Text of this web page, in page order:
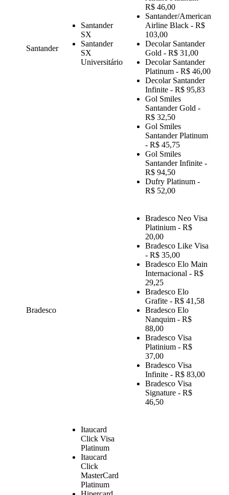
Santander
Santander
SX
Santander
SX
Universitário
R$ 46,00
Santander/American
Airline Black - R$
103,00
Decolar Santander
Gold - R$ 31,00
Decolar Santander
Platinum - R$ 46,00
Decolar Santander
Infinite - R$ 95,83
Gol Smiles
Santander Gold -
R$ 32,50
Gol Smiles
Santander Platinum
- R$ 45,75
Gol Smiles
Santander Infinite -
R$ 94,50
Dufry Platinum -
R$ 52,00
Bradesco
Bradesco Neo Visa
Platinium - R$
20,00
Bradesco Like Visa
- R$ 35,00
Bradesco Elo Main
Internacional - R$
29,25
Bradesco Elo
Grafite - R$ 41,58
Bradesco Elo
Nanquim - R$
88,00
Bradesco Visa
Platinium - R$
37,00
Bradesco Visa
Infinite - R$ 83,00
Bradesco Visa
Signature - R$
46,50
Itaucard
Click Visa
Platinum
Itaucard
Click
MasterCard
Platinum